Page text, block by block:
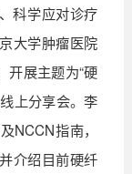
科学应对诊疗
大学肿瘤医院
开展主题为“硬
上分享会。李
NCCN指南，
介绍目前硬纤